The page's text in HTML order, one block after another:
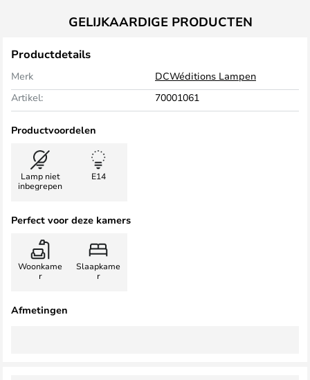
GELIJKAARDIGE PRODUCTEN
Productdetails
Merk
DCWéditions Lampen
Artikel:
70001061
Productvoordelen
Lamp niet
inbegrepen
E14
Perfect voor deze kamers
Woonkame
r
Slaapkame
r
Afmetingen